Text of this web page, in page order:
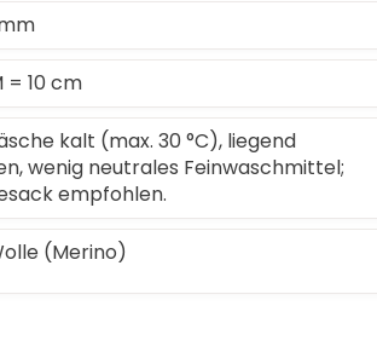
= 10 cm
kalt (max. 30 °C), liegend
wenig neutrales Feinwaschmittel;
empfohlen.
(Merino)